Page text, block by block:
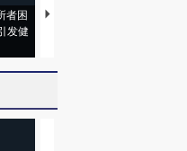
者困
发健
马航飞行员跨国走私7万